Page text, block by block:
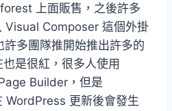
上面販售，之後許多
Visual Composer 這個外掛
多團隊推開始推出許多的
是很紅，很多人使用
Builder，但是
WordPress 更新後會發生